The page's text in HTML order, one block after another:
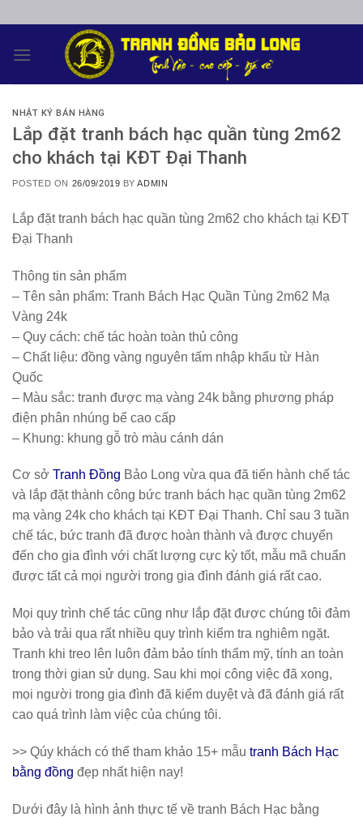
content
NHẬT KÝ BÁN HÀNG
Lắp đặt tranh bách hạc quần tùng 2m62
cho khách tại KĐT Đại Thanh
POSTED ON 26/09/2019 BYADMIN
Lắp đặt tranh bách hạc quần tùng 2m62 cho khách tại KĐT
Đại Thanh
Thông tin sản phẩm
– Tên sản phẩm: Tranh Bách Hạc Quần Tùng 2m62 Mạ
Vàng 24k
– Quy cách: chế tác hoàn toàn thủ công
– Chất liệu: đồng vàng nguyên tấm nhập khẩu từ Hàn
Quốc
– Màu sắc: tranh được mạ vàng 24k bằng phương pháp
điện phân nhúng bể cao cấp
– Khung: khung gỗ trò màu cánh dán
Cơ sở Tranh Đồng Bảo Long vừa qua đã tiến hành chế tác
và lắp đặt thành công bức tranh bách hạc quần tùng 2m62
mạ vàng 24k cho khách tại KĐT Đại Thanh. Chỉ sau 3 tuần
chế tác, bức tranh đã được hoàn thành và được chuyển
đến cho gia đình với chất lượng cực kỳ tốt, mẫu mã chuẩn
được tất cả mọi người trong gia đình đánh giá rất cao.
Mọi quy trình chế tác cũng như lắp đặt được chúng tôi đảm
bảo và trải qua rất nhiều quy trình kiểm tra nghiêm ngặt.
Tranh khi treo lên luôn đảm bảo tính thẩm mỹ, tính an toàn
trong thời gian sử dụng. Sau khi mọi công việc đã xong,
mọi người trong gia đình đã kiểm duyệt và đã đánh giá rất
cao quá trình làm việc của chúng tôi.
>> Qúy khách có thể tham khảo 15+ mẫu tranh Bách Hạc
bằng đồng đẹp nhất hiện nay!
Dưới đây là hình ảnh thực tế về tranh Bách Hạc bằng